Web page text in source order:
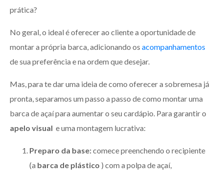
prática?
No geral, o ideal é oferecer ao cliente a oportunidade de
montar a própria barca, adicionando os acompanhamentos
de sua preferência e na ordem que desejar.
Mas, para te dar uma ideia de como oferecer a sobremesa já
pronta, separamos um passo a passo de como montar uma
barca de açaí para aumentar o seu cardápio. Para garantir o
apelo visual e uma montagem lucrativa:
Preparo da base:comece preenchendo o recipiente
(a barca de plástico ) com a polpa de açaí,